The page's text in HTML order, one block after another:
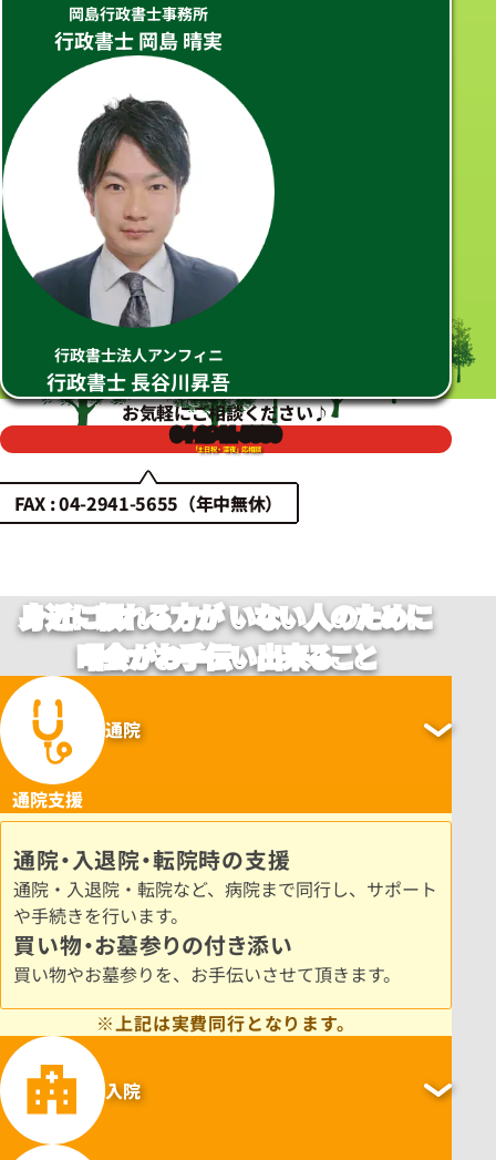
岡島行政書士事務所
行政書士 岡島 晴実
行政書士法人アンフィニ
行政書士 長谷川昇吾
お気軽にご相談ください♪
04-2941-5550
「土日祝・深夜」応相談
FAX : 04-2941-5655（年中無休）
身近に頼れる方がいない人のために
曙会がお手伝い出来ること
通院
通院支援
通院・入退院・転院時の支援
通院・入退院・転院など、病院まで同行し、サポート
や手続きを行います。
買い物・お墓参りの付き添い
買い物やお墓参りを、お手伝いさせて頂きます。
※上記は実費同行となります。
入院